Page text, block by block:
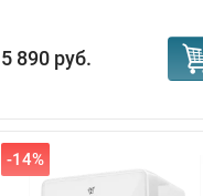
5 890 руб.
-14%